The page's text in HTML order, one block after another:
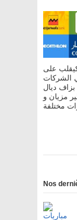
على
الشركات
بزاف ديال
مزيان و
مختلفة
Nos